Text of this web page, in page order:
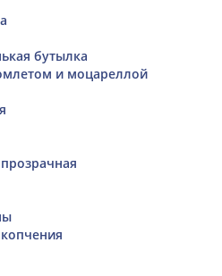
бутылка
и моцареллой